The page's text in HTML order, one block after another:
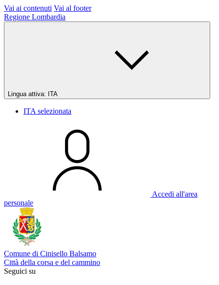
Vai ai contenuti Vai al footer
Regione Lombardia
Lingua attiva: ITA
ITA selezionata
Accedi all'area
personale
Comune di Cinisello Balsamo
Città della corsa e del cammino
Seguici su